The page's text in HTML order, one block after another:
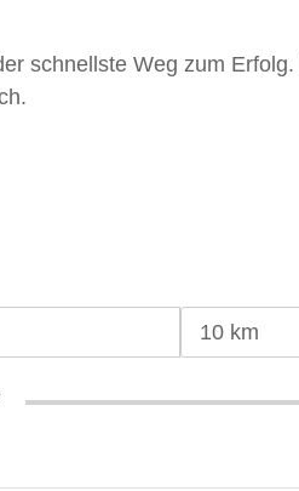
schnellste Weg zum
10 km